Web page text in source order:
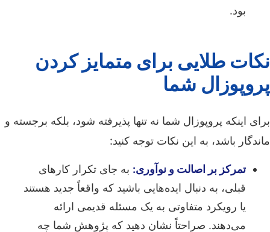
بود.
نکات طلایی برای متمایز کردن
پروپوزال شما
برای اینکه پروپوزال شما نه تنها پذیرفته شود، بلکه برجسته و
ماندگار باشد، به این نکات توجه کنید:
تمرکز بر اصالت و نوآوری: به جای تکرار کارهای
قبلی، به دنبال ایده‌هایی باشید که واقعاً جدید هستند
یا رویکرد متفاوتی به یک مسئله قدیمی ارائه
می‌دهند. صراحتاً نشان دهید که پژوهش شما چه